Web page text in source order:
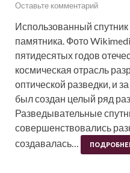
Оставьте комментарий
Использованный спутник
памятника. Фото
пятидесятых годов
космическая отрасль
оптической разведки, и
был создан целый ряд
Разведывательные
совершенствовались
создавалась…